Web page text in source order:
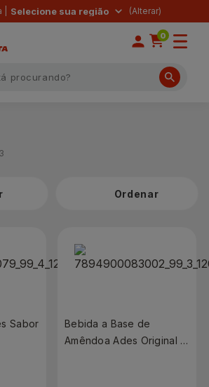
Selecione sua região
0
3
Sabor
Bebida a Base de
Amêndoa Ades Original 1